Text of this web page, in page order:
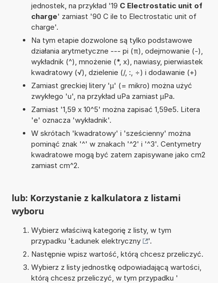
jednostek, na przykład '19 C Electrostatic unit of
charge' zamiast '90 C ile to Electrostatic unit of
charge'.
Na tym etapie dozwolone są tylko podstawowe
działania arytmetyczne --- pi (π), odejmowanie (-),
wykładnik (^), mnożenie (*, x), nawiasy, pierwiastek
kwadratowy (√), dzielenie (/, :, ÷) i dodawanie (+)
Zamiast greckiej litery 'µ' (= mikro) można użyć
zwykłego 'u', na przykład uPa zamiast µPa.
Zamiast '1,59 x 10^5' można zapisać 1,59e5. Litera
'e' oznacza 'wykładnik'.
W skrótach 'kwadratowy' i 'sześcienny' można
pominąć znak '^' w znakach '^2' i '^3'. Centymetry
kwadratowe mogą być zatem zapisywane jako cm2
zamiast cm^2.
lub: Korzystanie z kalkulatora z listami
wyboru
Wybierz właściwą kategorię z listy, w tym
przypadku 'Ładunek elektryczny
'.
Następnie wpisz wartość, którą chcesz przeliczyć.
Wybierz z listy jednostkę odpowiadającą wartości,
którą chcesz przeliczyć, w tym przypadku '